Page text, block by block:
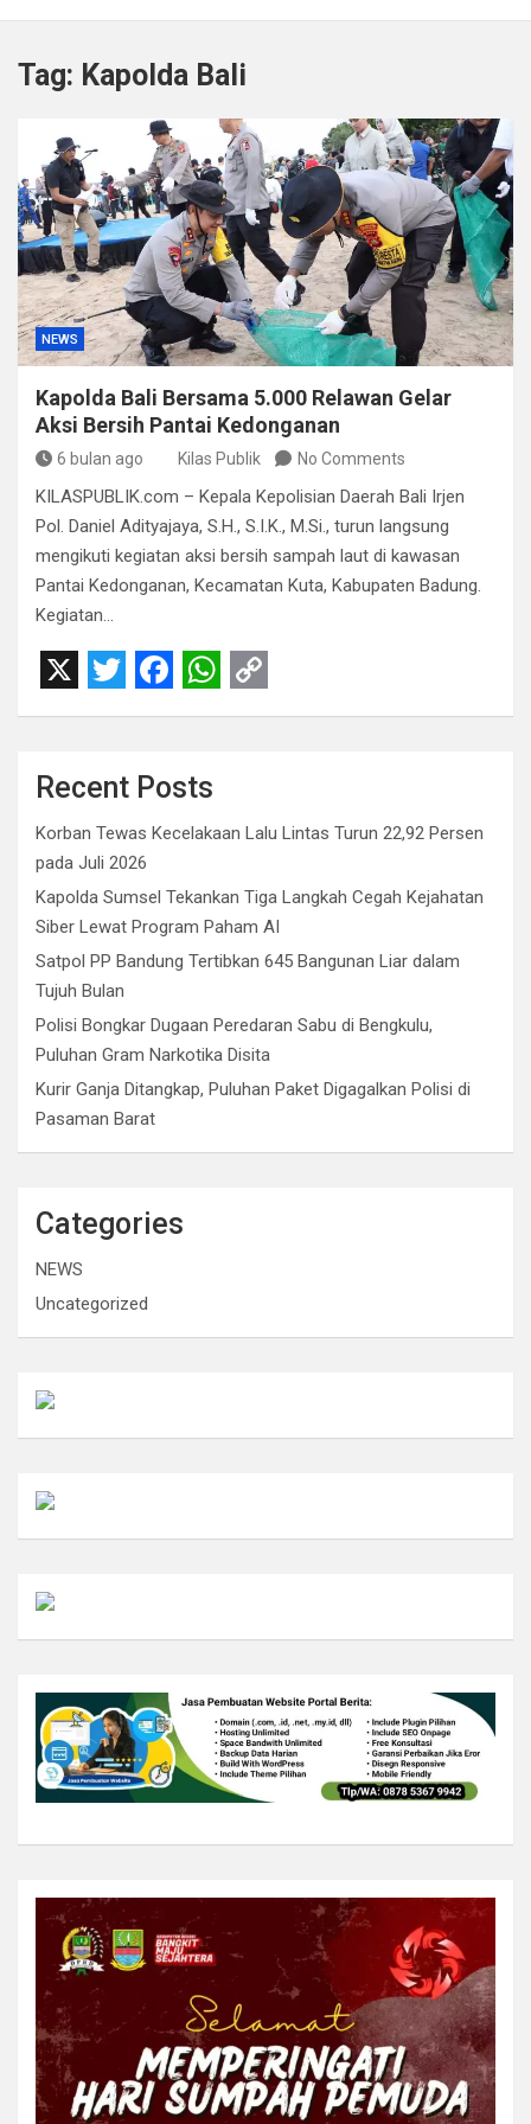
Kapolda Sumsel Tekankan Tiga Langkah Cegah
Satpol PP Bandung Tertibkan 645 Bangunan Liar dalam
Polisi Bongkar Dugaan Peredaran Sabu di Bengkulu,
Puluhan Gram Narkotika Disita
Kurir Ganja Ditangkap, Puluhan Paket Digagalkan Polisi
di Pasaman Barat
Tag: Kapolda Bali
NEWS
Kapolda Bali Bersama 5.000 Relawan Gelar
Aksi Bersih Pantai Kedonganan
6 bulan ago Kilas Publik No Comments
KILASPUBLIK.com – Kepala Kepolisian Daerah Bali Irjen
Pol. Daniel Adityajaya, S.H., S.I.K., M.Si., turun langsung
mengikuti kegiatan aksi bersih sampah laut di kawasan
Pantai Kedonganan, Kecamatan Kuta, Kabupaten Badung.
Kegiatan…
X T
i
t
t
e
r
F
c
e
b
o
o
k
W
a
t
A
p
p
C
y
i
n
k
Recent Posts
Korban Tewas Kecelakaan Lalu Lintas Turun 22,92 Persen
pada Juli 2026
Kapolda Sumsel Tekankan Tiga Langkah Cegah Kejahatan
Siber Lewat Program Paham AI
Satpol PP Bandung Tertibkan 645 Bangunan Liar dalam
Tujuh Bulan
Polisi Bongkar Dugaan Peredaran Sabu di Bengkulu,
Puluhan Gram Narkotika Disita
Kurir Ganja Ditangkap, Puluhan Paket Digagalkan Polisi di
Pasaman Barat
Categories
NEWS
Uncategorized